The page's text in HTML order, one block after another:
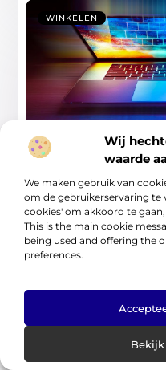
Wij
waarde
We maken gebruik van
om de gebruikerservaring te
cookies' om akkoord te
This is the main cookie
being used and offering the
preferences.
Bekijk
WINKELEN
Ontdek de
Ben jij op zoek naar de
professioneel advies voor
Ontdek Computerwinkel
...